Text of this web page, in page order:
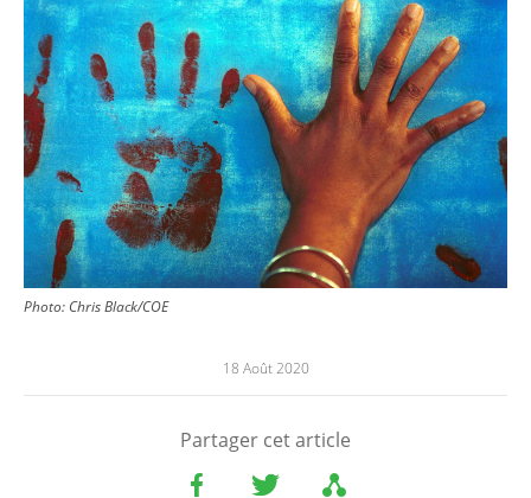
Photo: Chris Black/COE
18 Août 2020
Partager cet article